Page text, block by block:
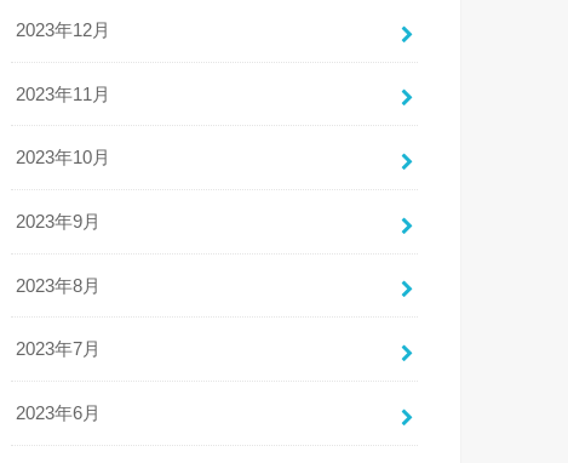
2023年12月
2023年11月
2023年10月
2023年9月
2023年8月
2023年7月
2023年6月